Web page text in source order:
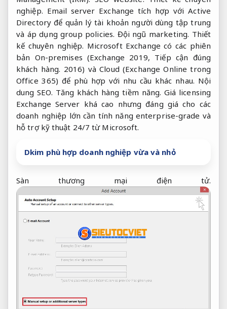
nghiệp. Email server Exchange tích hợp với Active
Directory để quản lý tài khoản người dùng tập trung
và áp dụng group policies. Đội ngũ marketing. Thiết
kế chuyên nghiệp. Microsoft Exchange có các phiên
bản On-premises (Exchange 2019, Tiếp cận đúng
khách hàng. 2016) và Cloud (Exchange Online trong
Office 365) để phù hợp với nhu cầu khác nhau. Nội
dung SEO. Tăng khách hàng tiềm năng. Giá licensing
Exchange Server khá cao nhưng đáng giá cho các
doanh nghiệp lớn cần tính năng enterprise-grade và
hỗ trợ kỹ thuật 24/7 từ Microsoft.
Dkim phù hợp doanh nghiệp vừa và nhỏ
Sàn thương mại điện tử.